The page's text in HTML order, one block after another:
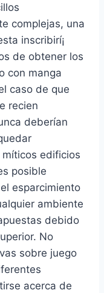
complejas, una
inscribirí¡
de obtener los
con manga
caso de que
recien
deberían
edificios
posible
esparcimiento
ambiente
debido
No
sobre juego
acerca de